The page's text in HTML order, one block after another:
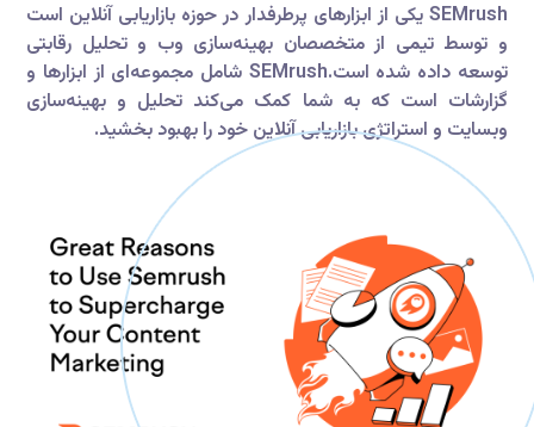
SEMrush یکی از ابزارهای پرطرفدار در حوزه بازاریابی آنلاین است
و توسط تیمی از متخصصان بهینه‌سازی وب و تحلیل رقابتی
توسعه داده شده است.SEMrush شامل مجموعه‌ای از ابزارها و
گزارشات است که به شما کمک می‌کند تحلیل و بهینه‌سازی
وبسایت و استراتژی بازاریابی آنلاین خود را بهبود بخشید.